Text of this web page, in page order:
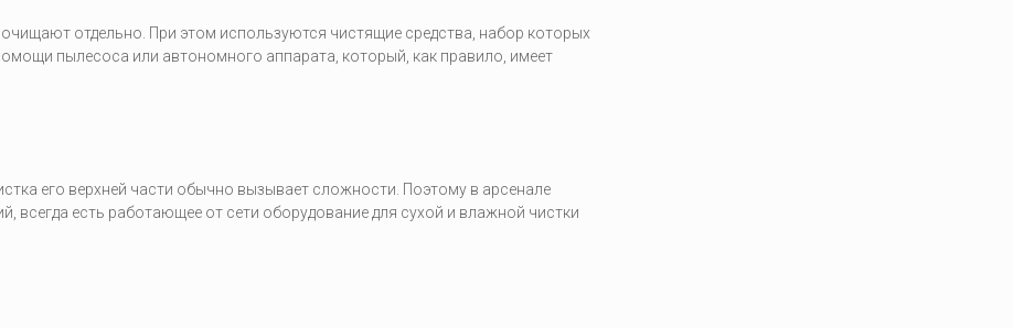
отдельно. При этом используются чистящие средства, набор которых
пылесоса или автономного аппарата, который, как правило, имеет
его верхней части обычно вызывает сложности. Поэтому в арсенале
есть работающее от сети оборудование для сухой и влажной чистки